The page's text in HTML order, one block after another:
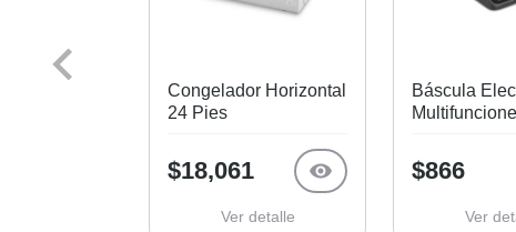
Congelador Horizontal
24 Pies
$18,061
Ver detalle
Báscula
$866
Ver